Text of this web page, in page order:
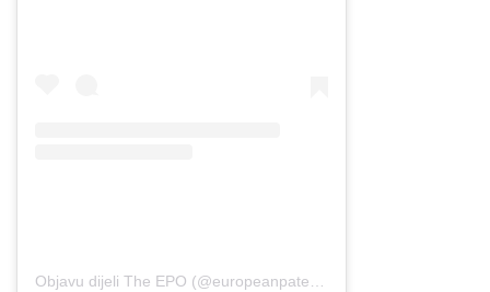
Objavu dijeli The EPO (@europeanpatentoffice)